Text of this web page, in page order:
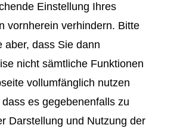
Einstellung Ihres
vornherein verhindern. Bitte
aber, dass Sie dann
nicht sämtliche Funktionen
vollumfänglich nutzen
es gegebenenfalls zu
Darstellung und Nutzung der